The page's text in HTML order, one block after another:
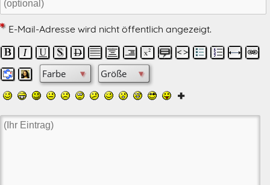
E-Mail-Adresse wird nicht öffentlich angezeigt.